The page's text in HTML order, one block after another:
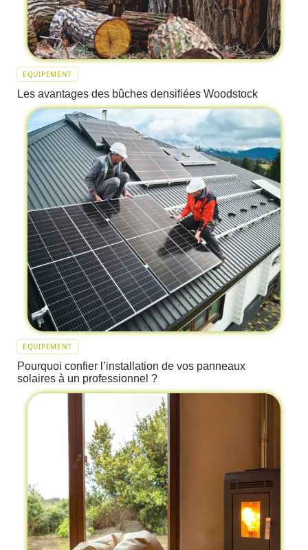
EQUIPEMENT
Les avantages des bûches densifiées Woodstock
EQUIPEMENT
Pourquoi confier l’installation de vos panneaux
solaires à un professionnel ?